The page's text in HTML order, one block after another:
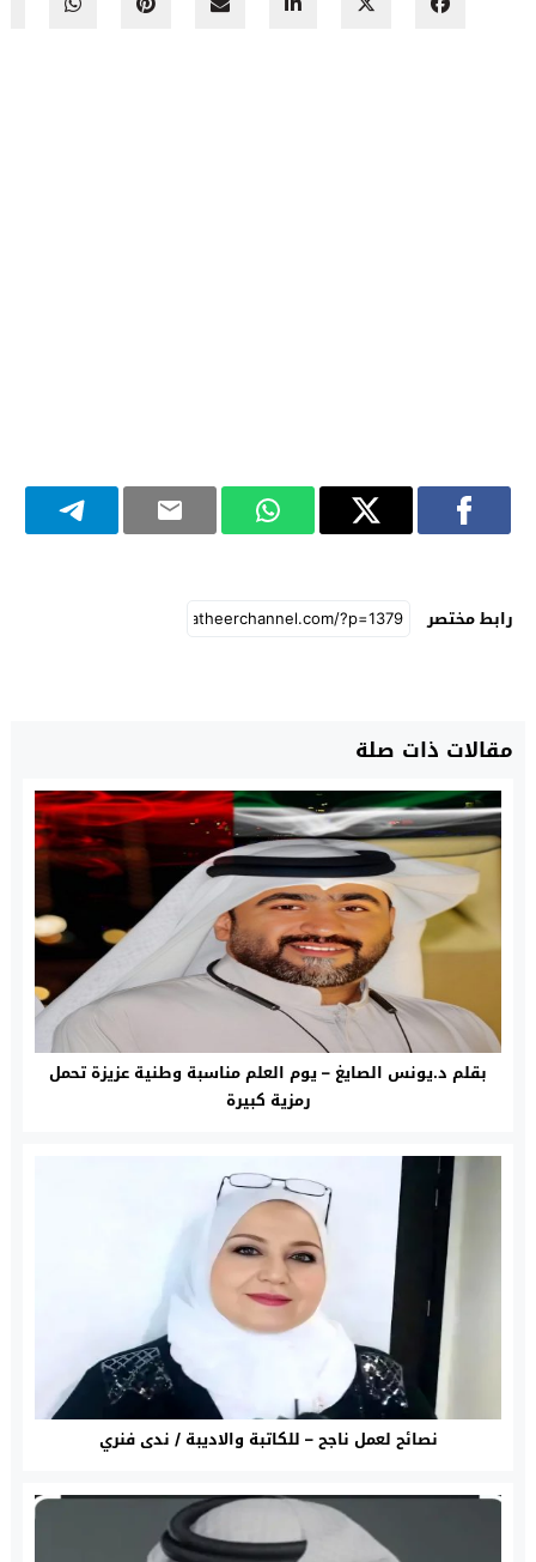
رابط مختصر
مقالات ذات صلة
بقلم د.يونس الصايغ – يوم العلم مناسبة وطنية عزيزة تحمل
رمزية كبيرة
نصائح لعمل ناجح – للكاتبة والاديبة / ندى فنري